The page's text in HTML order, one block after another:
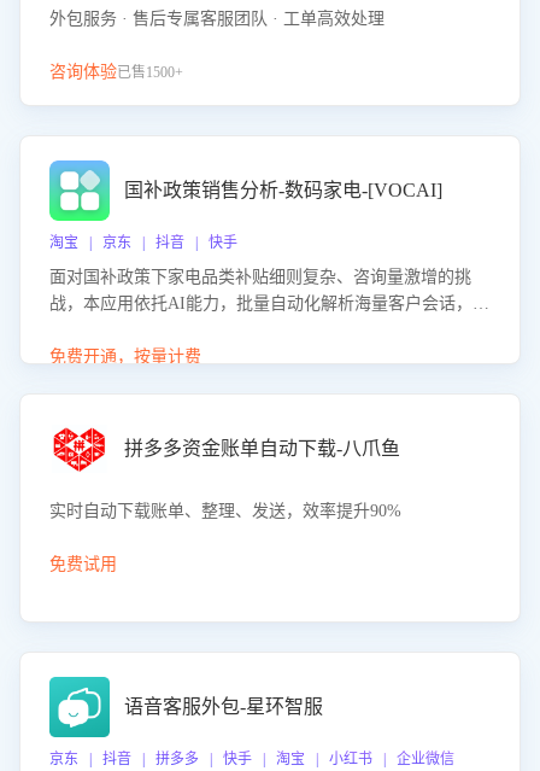
外包服务 · 售后专属客服团队 · 工单高效处理
咨询体验已售1500+
国补政策销售分析-数码家电-[VOCAI]
淘宝 | 京东 | 抖音 | 快手
面对国补政策下家电品类补贴细则复杂、咨询量激增的挑
战，本应用依托AI能力，批量自动化解析海量客户会话，精
购买意向，深度洞察决策动因。同时全面评估客服团队政策
度、客服转化能力及销售业绩。
免费开通，按量计费
拼多多资金账单自动下载-八爪鱼
实时自动下载账单、整理、发送，效率提升90%
免费试用
语音客服外包-星环智服
京东 | 抖音 | 拼多多 | 快手 | 淘宝 | 小红书 | 企业微信